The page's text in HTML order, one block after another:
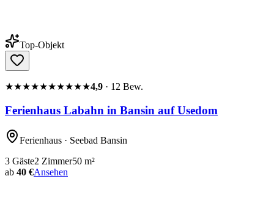
Top-Objekt
★★★★★★★★★★4,9 · 12 Bew.
Ferienhaus Labahn in Bansin auf Usedom
Ferienhaus · Seebad Bansin
3 Gäste2 Zimmer50 m²
ab 40 €Ansehen